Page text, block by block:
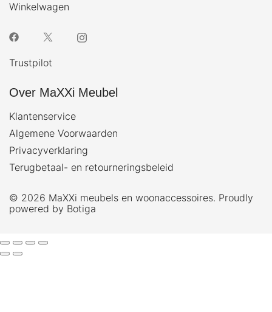
Winkelwagen
Trustpilot
Over MaXXi Meubel
Klantenservice
Algemene Voorwaarden
Privacyverklaring
Terugbetaal- en retourneringsbeleid
© 2026 MaXXi meubels en woonaccessoires. Proudly
powered by Botiga